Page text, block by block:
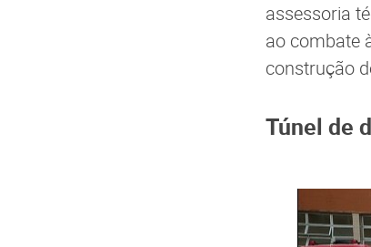
assessoria
ao combate
construção
Túnel de